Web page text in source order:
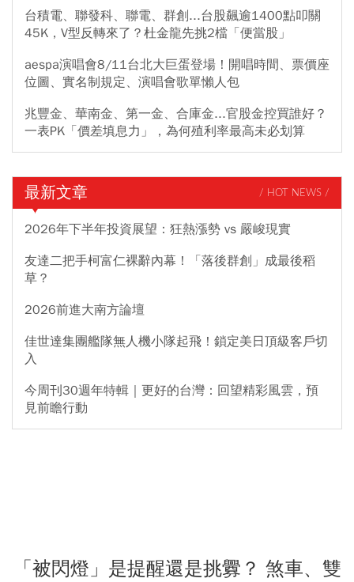
台積電、聯發科、聯電、群創...台股飆逾1400點叩關
45K，V型反轉來了？杜金龍先挑2檔「便當股」
aespa演唱會8/11台北大巨蛋登場！開唱時間、票價座
位圖、實名制規定、演唱會歌單懶人包
兆豐金、華南金、第一金、合庫金...官股金控買誰好？
一表PK「價差填息力」，為何殖利率最高未必划算
最新文章 / HOT NEWS /
2026年下半年投資展望：狂熱漲勢 vs 嚴峻現實
友達二把手柯富仁裸辭內幕！「落後群創」成最後稻
草？
2026前進大南方論壇
佳世達集團艦隊無人機小隊起飛！鎖定美日頂級客戶切
入
今周刊30週年特輯｜更好的台灣：回望精彩風雲，預
見前瞻行動
「被閃燈」是提醒還是挑釁？ 煞車、雙